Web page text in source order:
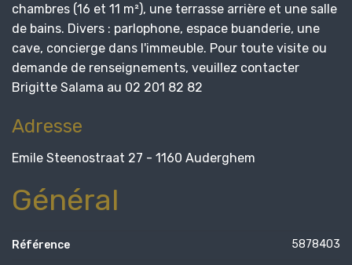
chambres (16 et 11 m²), une terrasse arrière et une salle
de bains. Divers : parlophone, espace buanderie, une
cave, concierge dans l'immeuble. Pour toute visite ou
demande de renseignements, veuillez contacter
Brigitte Salama au 02 201 82 82
Adresse
Emile Steenostraat 27 - 1160 Auderghem
Général
Référence 5878403